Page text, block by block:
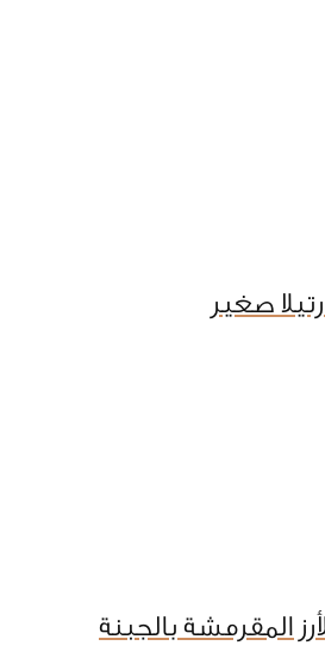
صغير
المقرمشة بالجبنة